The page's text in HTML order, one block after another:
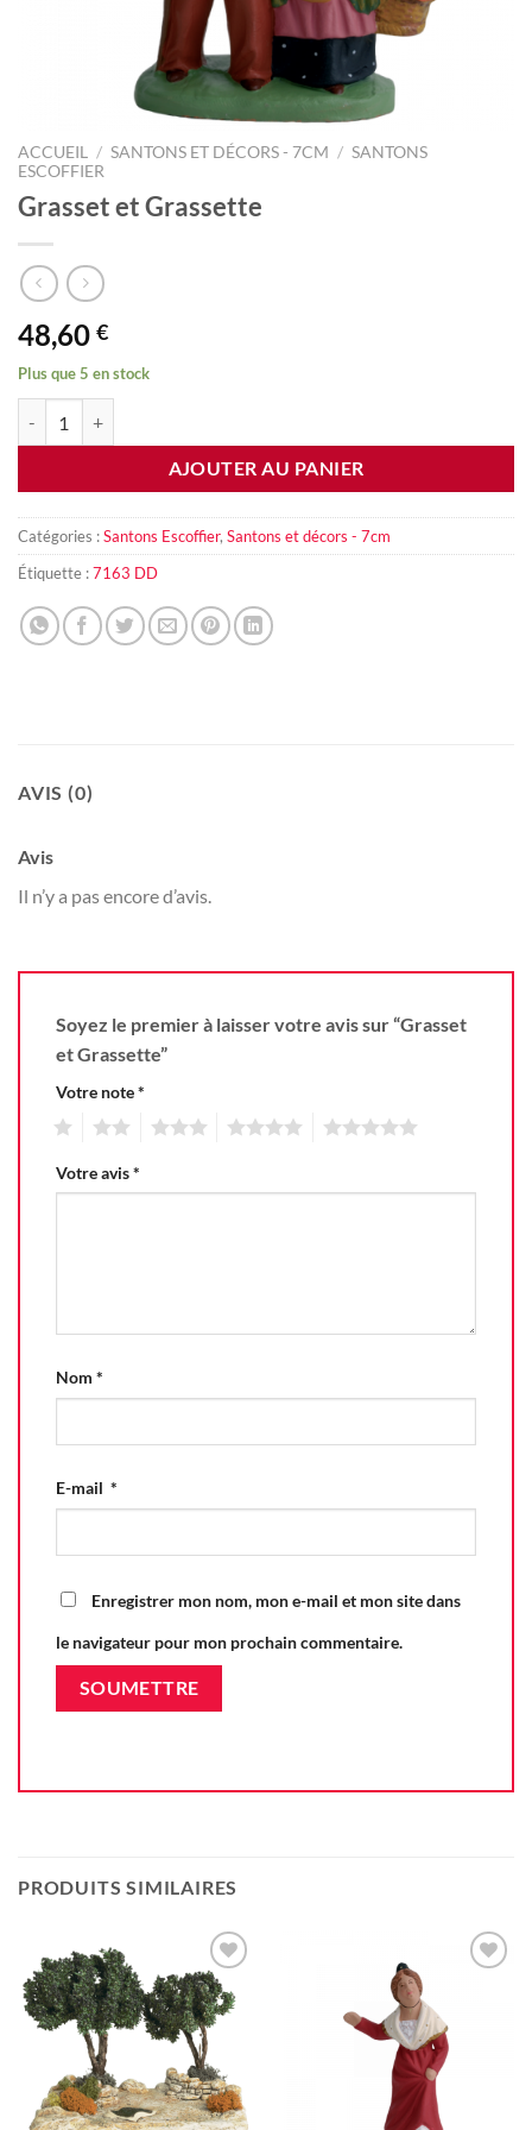
ACCUEIL / SANTONS ET DÉCORS - 7CM / SANTONS
ESCOFFIER
Grasset et Grassette
48,60 €
Plus que 5 en stock
AJOUTER AU PANIER
Catégories :Santons Escoffier, Santons et décors - 7cm
Étiquette :7163 DD
AVIS (0)
Avis
Il n’y a pas encore d’avis.
Soyez le premier à laisser votre avis sur “Grasset
et Grassette”
Votre note*
Votre avis*
Nom *
E-mail *
Enregistrer mon nom, mon e-mail et mon site dans
le navigateur pour mon prochain commentaire.
PRODUITS SIMILAIRES
Ajouter
à la liste
d'envie